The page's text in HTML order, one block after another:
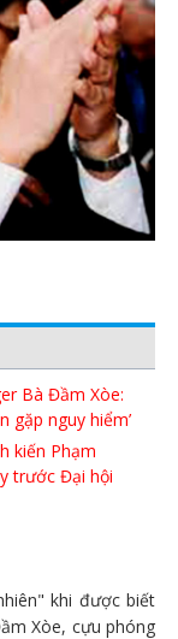
Bà Đầm Xòe:
gặp nguy hiểm’
kiến Phạm
trước Đại hội
khi được biết
Xòe, cựu phóng